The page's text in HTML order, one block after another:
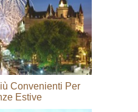
Convenienti Per
Estive